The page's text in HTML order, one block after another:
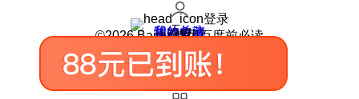
登录
我的关注
我的收藏
皮肤中心
用户反馈
设置
©2026 Baidu 使用百度前必读